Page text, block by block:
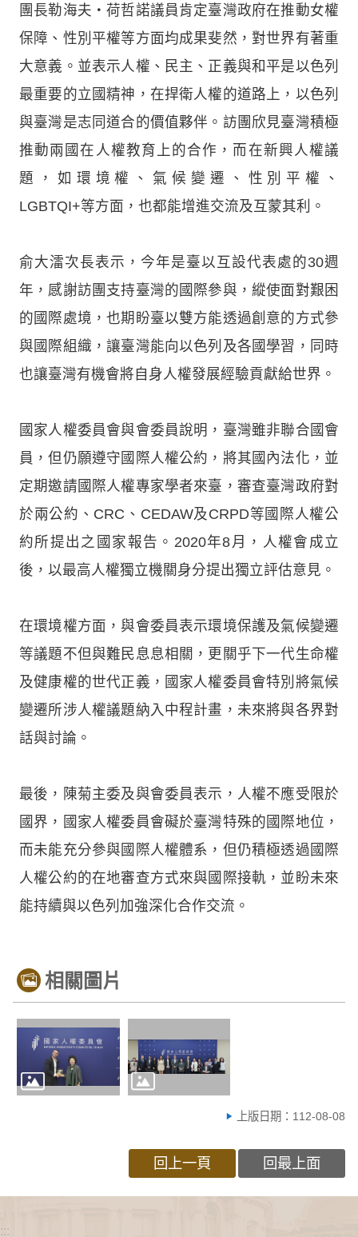
團長勒海夫‧荷哲諾議員肯定臺灣政府在推動女權
保障、性別平權等方面均成果斐然，對世界有著重
大意義。並表示人權、民主、正義與和平是以色列
最重要的立國精神，在捍衛人權的道路上，以色列
與臺灣是志同道合的價值夥伴。訪團欣見臺灣積極
推動兩國在人權教育上的合作，而在新興人權議
題，如環境權、氣候變遷、性別平權、
LGBTQI+等方面，也都能增進交流及互蒙其利。
俞大㵢次長表示，今年是臺以互設代表處的30週
年，感謝訪團支持臺灣的國際參與，縱使面對艱困
的國際處境，也期盼臺以雙方能透過創意的方式參
與國際組織，讓臺灣能向以色列及各國學習，同時
也讓臺灣有機會將自身人權發展經驗貢獻給世界。
國家人權委員會與會委員說明，臺灣雖非聯合國會
員，但仍願遵守國際人權公約，將其國內法化，並
定期邀請國際人權專家學者來臺，審查臺灣政府對
於兩公約、CRC、CEDAW及CRPD等國際人權公
約所提出之國家報告。2020年8月，人權會成立
後，以最高人權獨立機關身分提出獨立評估意見。
在環境權方面，與會委員表示環境保護及氣候變遷
等議題不但與難民息息相關，更關乎下一代生命權
及健康權的世代正義，國家人權委員會特別將氣候
變遷所涉人權議題納入中程計畫，未來將與各界對
話與討論。
最後，陳菊主委及與會委員表示，人權不應受限於
國界，國家人權委員會礙於臺灣特殊的國際地位，
而未能充分參與國際人權體系，但仍積極透過國際
人權公約的在地審查方式來與國際接軌，並盼未來
能持續與以色列加強深化合作交流。
相關圖片
上版日期：112-08-08
回上一頁 回最上面
:::